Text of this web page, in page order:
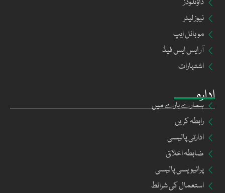
ادارہ
ہمارے بارے میں
رابطہ کریں
ادارتی پالیسی
ضابطہ اخلاق
پرائیویسی پالیسی
استعمال کی شرائط
ڈاؤنلوڈز
نیوز لیٹر
موبائل ایپ
آر ایس ایس فیڈ
اشتہارات